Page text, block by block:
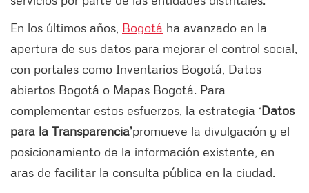
En los últimos años, Bogotá ha avanzado en la
apertura de sus datos para mejorar el control social,
con portales como Inventarios Bogotá, Datos
abiertos Bogotá o Mapas Bogotá. Para
complementar estos esfuerzos, la estrategia ‘Datos
para la Transparencia’promueve la divulgación y el
posicionamiento de la información existente, en
aras de facilitar la consulta pública en la ciudad.